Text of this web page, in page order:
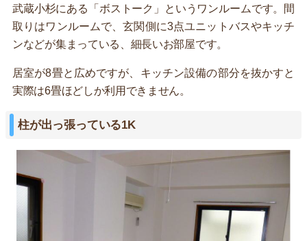
武蔵小杉にある「ボストーク」というワンルームです。間
取りはワンルームで、玄関側に3点ユニットバスやキッチ
ンなどが集まっている、細長いお部屋です。
居室が8畳と広めですが、キッチン設備の部分を抜かすと
実際は6畳ほどしか利用できません。
柱が出っ張っている1K